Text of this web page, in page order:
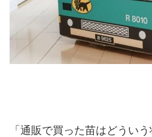
「通販で買った苗はどうい